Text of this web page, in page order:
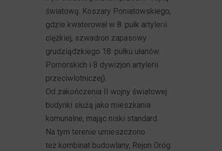
światową: Koszary Poniatowskiego,
gdzie kwaterował w 8. pułk artylerii
ciężkiej, szwadron zapasowy
grudziądzkiego 18. pułku ułanów
Pomorskich i 8 dywizjon artylerii
przeciwlotniczej).
Od zakończenia II wojny światowej
budynki służą jako mieszkania
komunalne, mając niski standard.
Na tym terenie umieszczono
też kombinat budowlany, Rejon Dróg